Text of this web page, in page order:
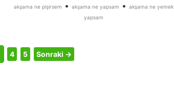
akşama ne pişirsem • akşama ne yapsam • akşama ne yemek
yapsam
4 5 Sonraki →